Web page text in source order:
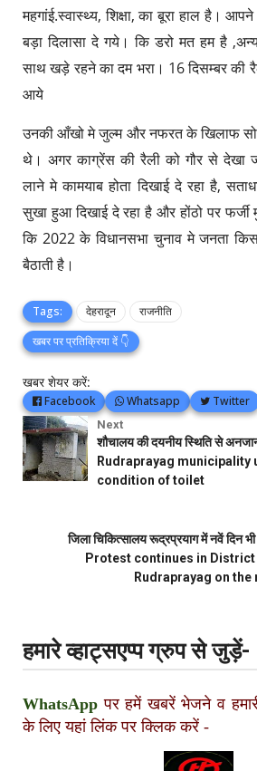
महगांई.स्वास्थ्य, शिक्षा, का बूरा हाल है। आपने
बड़ा दिलासा दे गये।कि डरो मत हम है
साथ खड़े रहने का दम भरा। 16 दिसम्बर की
आये
उनकी आँखो मे जुल्म और नफरत के खिलाफ
थे। अगर काग्रेंस की रैली को गौर से देखा
लाने मे कामयाब होता दिखाई दे रहा है,
सुखा हुआ दिखाई दे रहा है और होंठो पर
कि 2022 के विधानसभा चुनाव मे जनता
बैठाती है।
Tags: देहरादून
राजनीति
खबर पर प्रतिक्रिया दें 👇
खबर शेयर करें:
Facebook Whatsapp Twitter
Next
शौचालय की दयनीय स्थिति से
Rudraprayag municipality
condition of toilet
जिला चिकित्सालय रूद्रप्रयाग में नवें दिन भी
Protest continues in District
Rudraprayag on the
हमारे व्हाट्सएप्प ग्रुप से जुड़ें-
WhatsApp पर हमें खबरें भेजने व
के लिए यहां लिंक पर क्लिक करें -